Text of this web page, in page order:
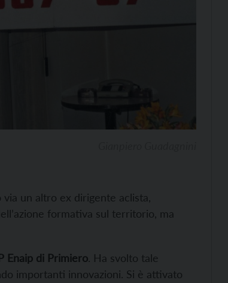
via un altro ex dirigente aclista,
formativa sul territorio, ma
Enaip di Primiero. Ha svolto tale
importanti innovazioni. Si è attivato